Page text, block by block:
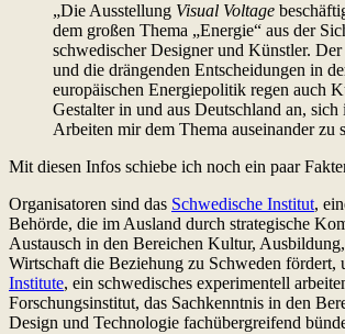
„Die Ausstellung Visual Voltage
dem großen Thema „Energie“ aus der
schwedischer Designer und Künstler.
und die drängenden Entscheidungen in
europäischen Energiepolitik regen auch
Gestalter in und aus Deutschland an, sich
Arbeiten mir dem Thema auseinander zu
Mit diesen Infos schiebe ich noch ein paar
Organisatoren sind das Schwedische Institut,
Behörde, die im Ausland durch strategische
Austausch in den Bereichen Kultur,
Wirtschaft die Beziehung zu Schweden fördert,
Institute, ein schwedisches experimentell
Forschungsinstitut, das Sachkenntnis in den
Design und Technologie fachübergreifend